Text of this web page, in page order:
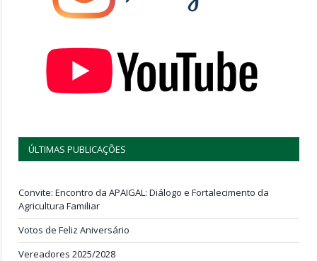
ÚLTIMAS PUBLICAÇÕES
Convite: Encontro da APAIGAL: Diálogo e Fortalecimento da
Agricultura Familiar
Votos de Feliz Aniversário
Vereadores 2025/2028